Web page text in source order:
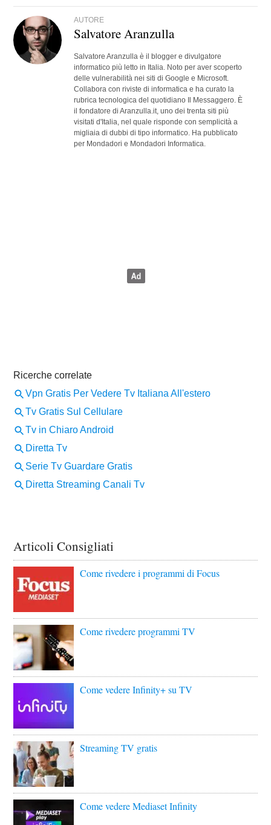
AUTORE
Salvatore Aranzulla
Salvatore Aranzulla è il blogger e divulgatore
informatico più letto in Italia. Noto per aver scoperto
delle vulnerabilità nei siti di Google e Microsoft.
Collabora con riviste di informatica e ha curato la
rubrica tecnologica del quotidiano Il Messaggero. È
il fondatore di Aranzulla.it, uno dei trenta siti più
visitati d'Italia, nel quale risponde con semplicità a
migliaia di dubbi di tipo informatico. Ha pubblicato
per Mondadori e Mondadori Informatica.
Articoli Consigliati
Come rivedere i programmi di Focus
Come rivedere programmi TV
Come vedere Infinity+ su TV
Streaming TV gratis
Come vedere Mediaset Infinity